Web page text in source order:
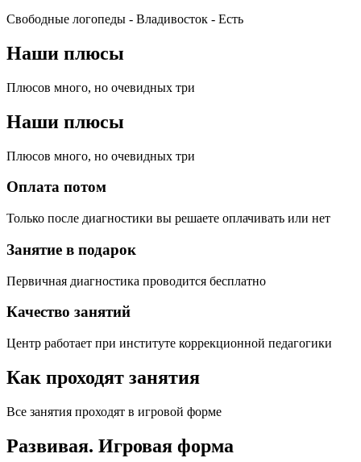
Свободные логопеды - Владивосток - Есть
Наши плюсы
Плюсов много, но очевидных три
Наши плюсы
Плюсов много, но очевидных три
Оплата потом
Только после диагностики вы решаете оплачивать или нет
Занятие в подарок
Первичная диагностика проводится бесплатно
Качество занятий
Центр работает при институте коррекционной педагогики
Как проходят занятия
Все занятия проходят в игровой форме
Развивая. Игровая форма